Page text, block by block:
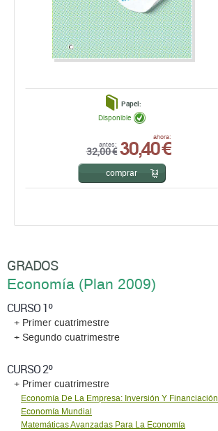
Papel:
antes:
32,00 €
ahora:
30,40 €
Disponible
comprar
GRADOS
Economía (Plan 2009)
CURSO 1º
+ Primer cuatrimestre
+ Segundo cuatrimestre
CURSO 2º
+ Primer cuatrimestre
Economía De La Empresa: Inversión Y Financiación
Economía Mundial
Matemáticas Avanzadas Para La Economía